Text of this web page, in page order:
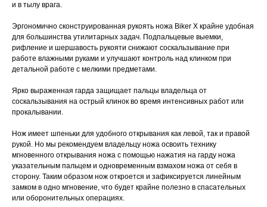
и в тылу врага.
Эргономично сконструированная рукоять ножа Biker X крайне удобная
для большинства утилитарных задач. Подпальцевые выемки,
рифление и шершавость рукояти снижают соскальзывание при
работе влажными руками и улучшают контроль над клинком при
детальной работе с мелкими предметами.
Ярко выраженная гарда защищает пальцы владельца от
соскальзывания на острый клинок во время интенсивных работ или
прокалывании.
Нож имеет шпеньки для удобного открывания как левой, так и правой
рукой. Но мы рекомендуем владельцу ножа освоить технику
мгновенного открывания ножа с помощью нажатия на гарду ножа
указательным пальцем и одновременным взмахом ножа от себя в
сторону. Таким образом нож откроется и зафиксируется линейным
замком в одно мгновение, что будет крайне полезно в спасательных
или оборонительных операциях.